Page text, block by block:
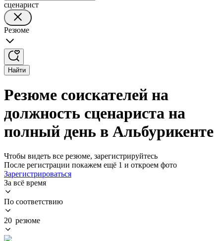
сценарист
Резюме
Найти
Резюме соискателей на
должность сценариста на
полный день в Альбурикенте
Чтобы видеть все резюме, зарегистрируйтесь
После регистрации покажем ещё 1 и откроем фото
Зарегистрироваться
За всё время
По соответствию
20 резюме